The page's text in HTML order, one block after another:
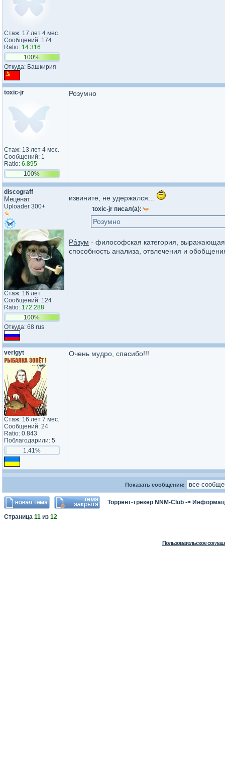
Стаж: 17 лет 4 мес.
Сообщений: 174
Ratio: 14.316
100%
Откуда: Башкирия
toxic-jr
Стаж: 13 лет 4 мес.
Сообщений: 1
Ratio: 6.895
100%
Розумно
discograff
Меценат
Uploader 300+
Стаж: 16 лет
Сообщений: 124
Ratio: 172.288
100%
Откуда: 68 rus
извините, не удержался...
toxic-jr писал(а):
Розумно
Ра́зум - философская категория,
способность анализа, отвлечения и
verigyt
Стаж: 16 лет 7 мес.
Сообщений: 24
Ratio: 0.843
Поблагодарили: 5
1.41%
Очень мудро, спасибо!!!
Показать сообщения:
Торрент-трекер NNM-Club ->
Страница 11 из 12
Пользовательское